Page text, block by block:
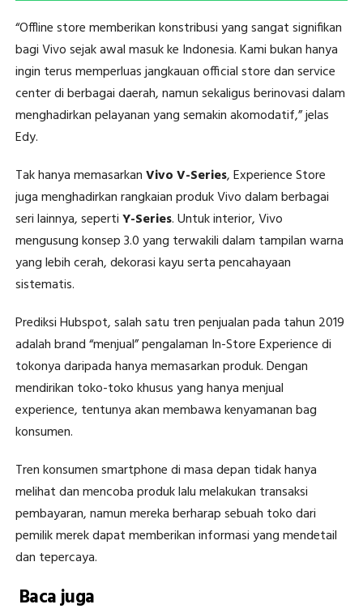
“Offline store memberikan konstribusi yang sangat signifikan
bagi Vivo sejak awal masuk ke Indonesia. Kami bukan hanya
ingin terus memperluas jangkauan official store dan service
center di berbagai daerah, namun sekaligus berinovasi dalam
menghadirkan pelayanan yang semakin akomodatif,” jelas
Edy.
Tak hanya memasarkanVivo V-Series, Experience Store
juga menghadirkan rangkaian produk Vivo dalam berbagai
seri lainnya, sepertiY-Series. Untuk interior, Vivo
mengusung konsep 3.0 yang terwakili dalam tampilan warna
yang lebih cerah, dekorasi kayu serta pencahayaan
sistematis.
Prediksi Hubspot, salah satu tren penjualan pada tahun 2019
adalah brand “menjual” pengalaman In-Store Experience di
tokonya daripada hanya memasarkan produk. Dengan
mendirikan toko-toko khusus yang hanya menjual
experience, tentunya akan membawa kenyamanan bag
konsumen.
Tren konsumen smartphone di masa depan tidak hanya
melihat dan mencoba produk lalu melakukan transaksi
pembayaran, namun mereka berharap sebuah toko dari
pemilik merek dapat memberikan informasi yang mendetail
dan tepercaya.
Baca juga